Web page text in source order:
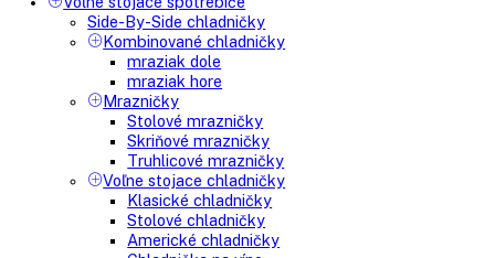
LIEBHERR EFE 5100 zmrzlinová plné rovné veko
Vytvrdené jednovrstvové bezpečnostné sklo, Efektívny
systém, Ekologické chladiace...
€
Do košíka
AVAILABILITY:In stock
Kategórie